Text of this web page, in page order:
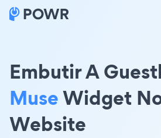
Embutir A
MuseWidget
Website